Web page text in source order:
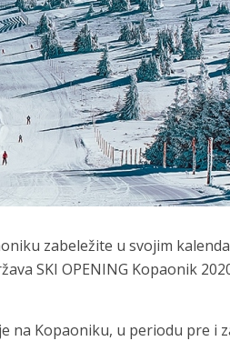
zabeležite u svojim
SKI OPENING Kopaonik
na Kopaoniku, u periodu pre i